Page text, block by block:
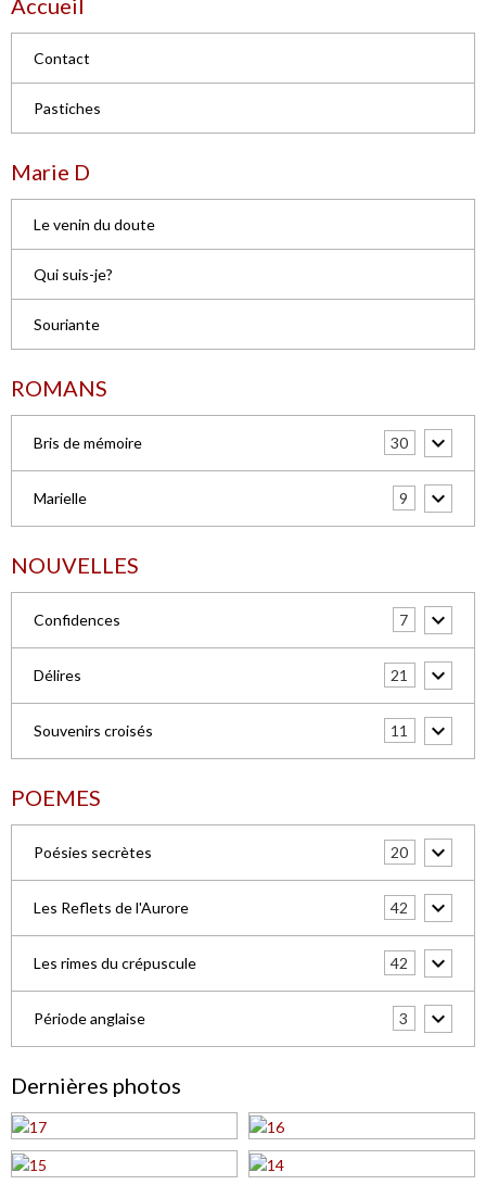
Accueil
Contact
Pastiches
Marie D
Le venin du doute
Qui suis-je?
Souriante
ROMANS
Bris de mémoire 30
Marielle 9
NOUVELLES
Confidences 7
Délires 21
Souvenirs croisés 11
POEMES
Poésies secrètes 20
Les Reflets de l'Aurore 42
Les rimes du crépuscule 42
Période anglaise 3
Dernières photos